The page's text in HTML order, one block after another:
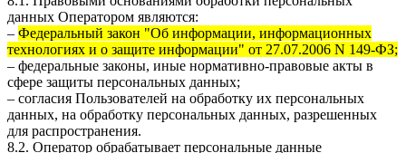
данных Оператором являются:
– Федеральный закон "Об информации, информационных
технологиях и о защите информации" от 27.07.2006 N 149-ФЗ;
– федеральные законы, иные нормативно-правовые акты в
сфере защиты персональных данных;
– согласия Пользователей на обработку их персональных
данных, на обработку персональных данных, разрешенных
для распространения.
8.2. Оператор обрабатывает персональные данные